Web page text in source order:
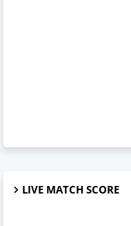
LIVE MATCH SCORE